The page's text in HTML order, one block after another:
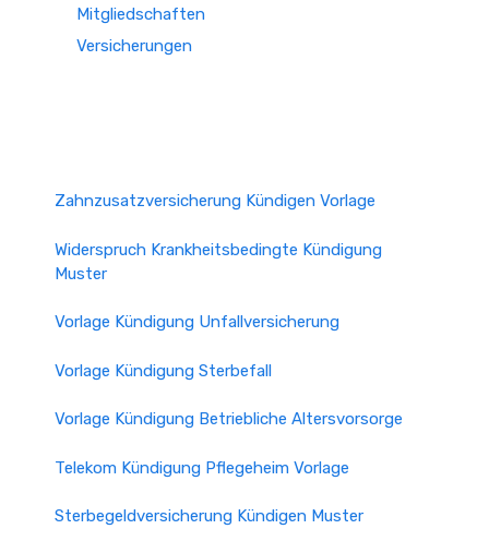
Mitgliedschaften
Versicherungen
Zahnzusatzversicherung Kündigen Vorlage
Widerspruch Krankheitsbedingte Kündigung
Muster
Vorlage Kündigung Unfallversicherung
Vorlage Kündigung Sterbefall
Vorlage Kündigung Betriebliche Altersvorsorge
Telekom Kündigung Pflegeheim Vorlage
Sterbegeldversicherung Kündigen Muster